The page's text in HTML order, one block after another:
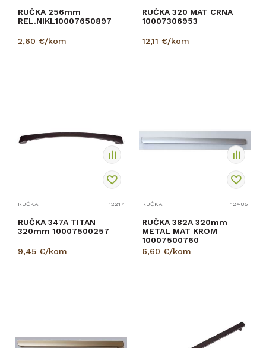
RUČKA 256mm
REL.NIKL10007650897
2,60 €/kom
RUČKA 320 MAT CRNA
10007306953
12,11 €/kom
RUČKA 12217
RUČKA 347A TITAN
320mm 10007500257
9,45 €/kom
RUČKA 12485
RUČKA 382A 320mm
METAL MAT KROM
10007500760
6,60 €/kom